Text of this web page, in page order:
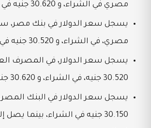
مصري في الشراء، و 30.620 جنيه في البيع.
مصري، في الشراء، و 30.520 جنيه في البيع.
يسجل سعر الدولار، في المصرف
30.520 جنيه، في الشراء، و
30.620 جنيه في البيع.
يسجل سعر الدولار في البنك